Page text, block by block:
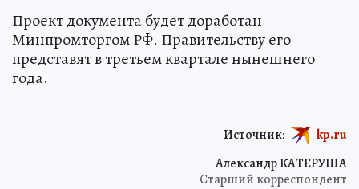
Проект документа будет доработан
Минпромторгом РФ. Правительству его
представят в третьем квартале нынешнего
года.
Александр КАТЕРУША
Старший корреспондент
Источник: kp.ru